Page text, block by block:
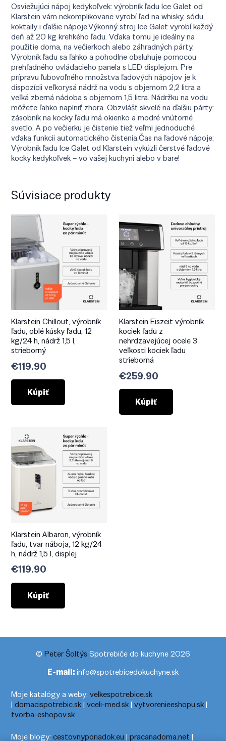
Osviežujúci nápoj kedykoľvek: výrobník ľadu Ice Galet od
Klarstein vám nekomplikovane vyrobí ľad na whisky, sódu,
koktaily i ďalšie nápoje.Výkonný stroj Ice Galet vyrobí každý
deň až 20 kg krehkého ľadu. Vďaka tomu je ideálny na
použitie doma, na večierkoch alebo záhradných párty.
Výrobník ľadu sa ľahko a pohodlne obsluhuje pomocou
prehľadného ovládacieho panela s LED displejom. Pre
prípravu ľubovoľného množstva ľadových nápojov je k
dispozícii veľkorysá nádrž na vodu s objemom 2,2 litra a
veľká zberná nádoba s objemom 1,5 litra. Nádržku na vodu
môžete ľahko naplniť zhora. Obzvlášť skvelé na ďalšiu párty:
zásobník na kocky ľadu má okienko a modré vnútorné
svetlo. A po večierku je čistenie tiež veľmi jednoduché
vďaka funkcii automatického čistenia.Čas na ľadové nápoje:
Výrobník ľadu Ice Galet od Klarstein vykúzli čerstvé ľadové
kocky kedykoľvek – vo vašej kuchyni alebo v bare!
Súvisiace produkty
Klarstein Chillout, výrobník
ľadu, oblé kúsky ľadu, 12
kg/24 h, nádrž 1,5 l,
strieborný
€119.90
Kúpiť
Klarstein Eiszeit výrobník
kociek ľadu z
nehrdzavejúcej ocele 3
veľkosti kociek ľadu
strieborná
€259.90
Kúpiť
Klarstein Albaron, výrobník
ľadu, tvar náboja, 12 kg/24
h, nádrž 1,5 l, displej
€119.90
Kúpiť
© Peter Šoltýs Spotrebiče do kuchyne 2026
E-mail:info@spotrebicedokuchyne.sk
Moje katalógy a weby:velkespotrebice.sk
|domacispotrebic.sk|vceli-med.sk|vytvorenieeshopu.sk|
tvorba-eshopov.sk
Moje blogy:cestovnyporiadok.eu |pracanadoma.net |